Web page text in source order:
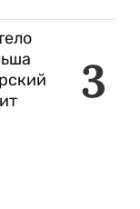
3